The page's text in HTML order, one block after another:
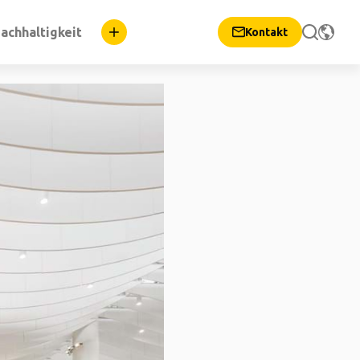
Kontakt